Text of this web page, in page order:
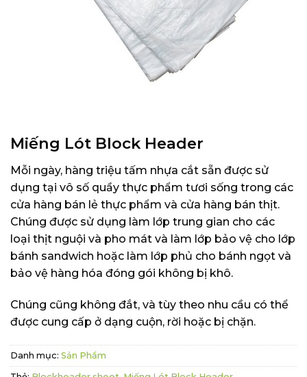
Miếng Lót Block Header
Mỗi ngày, hàng triệu tấm nhựa cắt sẵn được sử
dụng tại vô số quầy thực phẩm tươi sống trong các
cửa hàng bán lẻ thực phẩm và cửa hàng bán thịt.
Chúng được sử dụng làm lớp trung gian cho các
loại thịt nguội và pho mát và làm lớp bảo vệ cho lớp
bánh sandwich hoặc làm lớp phủ cho bánh ngọt và
bảo vệ hàng hóa đóng gói không bị khô.
Chúng cũng không đắt, và tùy theo nhu cầu có thể
được cung cấp ở dạng cuộn, rời hoặc bị chặn.
Danh mục: Sản Phẩm